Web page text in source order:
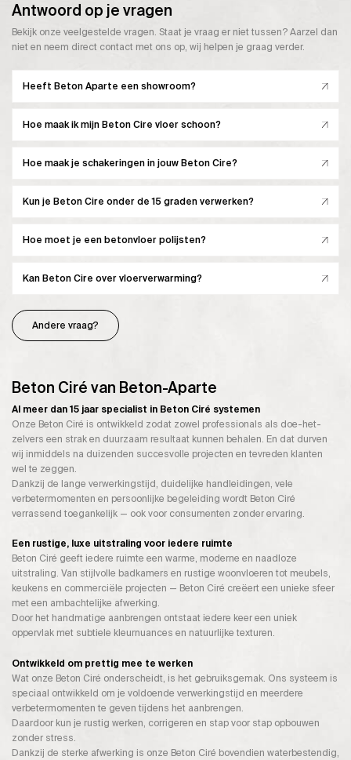
Antwoord op je vragen
Bekijk onze veelgestelde vragen. Staat je vraag er niet tussen? Aarzel dan
niet en neem direct contact met ons op, wij helpen je graag verder.
Heeft Beton Aparte een showroom?
Hoe maak ik mijn Beton Cire vloer schoon?
Hoe maak je schakeringen in jouw Beton Cire?
Kun je Beton Cire onder de 15 graden verwerken?
Hoe moet je een betonvloer polijsten?
Kan Beton Cire over vloerverwarming?
Andere vraag?
Beton Ciré van Beton-Aparte
Al meer dan 15 jaar specialist in Beton Ciré systemen
Onze Beton Ciré is ontwikkeld zodat zowel professionals als doe-het-
zelvers een strak en duurzaam resultaat kunnen behalen. En dat durven
wij inmiddels na duizenden succesvolle projecten en tevreden klanten
wel te zeggen.
Dankzij de lange verwerkingstijd, duidelijke handleidingen, vele
verbetermomenten en persoonlijke begeleiding wordt Beton Ciré
verrassend toegankelijk — ook voor consumenten zonder ervaring.
Een rustige, luxe uitstraling voor iedere ruimte
Beton Ciré geeft iedere ruimte een warme, moderne en naadloze
uitstraling. Van stijlvolle badkamers en rustige woonvloeren tot meubels,
keukens en commerciële projecten — Beton Ciré creëert een unieke sfeer
met een ambachtelijke afwerking.
Door het handmatige aanbrengen ontstaat iedere keer een uniek
oppervlak met subtiele kleurnuances en natuurlijke texturen.
Ontwikkeld om prettig mee te werken
Wat onze Beton Ciré onderscheidt, is het gebruiksgemak. Ons systeem is
speciaal ontwikkeld om je voldoende verwerkingstijd en meerdere
verbetermomenten te geven tijdens het aanbrengen.
Daardoor kun je rustig werken, corrigeren en stap voor stap opbouwen
zonder stress.
Dankzij de sterke afwerking is onze Beton Ciré bovendien waterbestendig,